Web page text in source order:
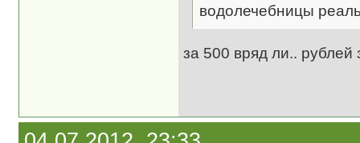
водолечебницы
за 500 вряд ли.. рублей